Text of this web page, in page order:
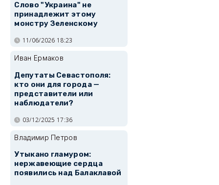
Слово "Украина" не
принадлежит этому
монстру Зеленскому
11/06/2026 18:23
Иван Ермаков
Депутаты Севастополя:
кто они для города —
представители или
наблюдатели?
03/12/2025 17:36
Владимир Петров
Утыкано гламуром:
нержавеющие сердца
появились над Балаклавой